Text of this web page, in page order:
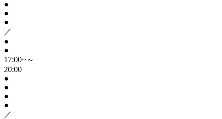
●
●
●
／
●
●
17:00~～
20:00
●
●
●
●
／